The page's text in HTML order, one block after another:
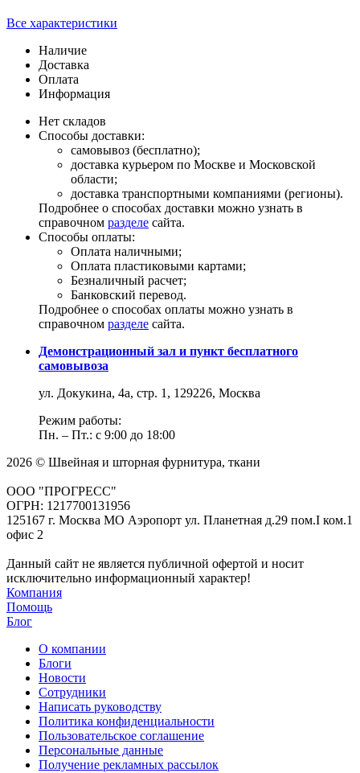
Все характеристики
Наличие
Доставка
Оплата
Информация
Нет складов
Способы доставки:
самовывоз (бесплатно);
доставка курьером по Москве и Московской
области;
доставка транспортными компаниями (регионы).
Подробнее о способах доставки можно узнать в
справочном разделе сайта.
Способы оплаты:
Оплата наличными;
Оплата пластиковыми картами;
Безналичный расчет;
Банковский перевод.
Подробнее о способах оплаты можно узнать в
справочном разделе сайта.
Демонстрационный зал и пункт бесплатного
самовывоза
ул. Докукина, 4а, стр. 1, 129226, Москва
Режим работы:
Пн. – Пт.: с 9:00 до 18:00
2026 © Швейная и шторная фурнитура, ткани
ООО "ПРОГРЕСС"
ОГРН: 1217700131956
125167 г. Москва МО Аэропорт ул. Планетная д.29 пом.I ком.1
офис 2
Данный сайт не является публичной офертой и носит
исключительно информационный характер!
Компания
Помощь
Блог
О компании
Блоги
Новости
Сотрудники
Написать руководству
Политика конфиденциальности
Пользовательское соглашение
Персональные данные
Получение рекламных рассылок